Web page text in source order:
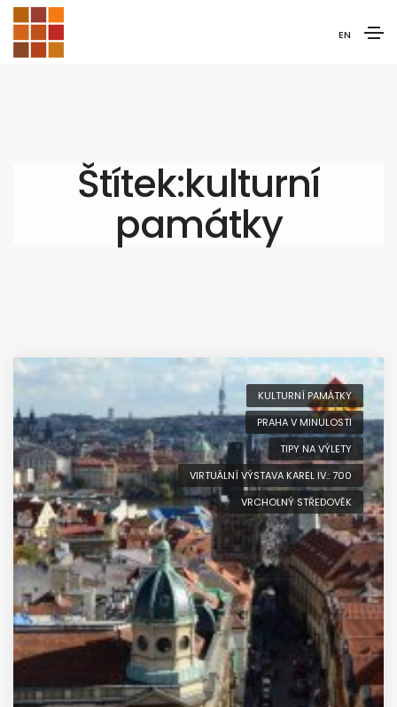
EN
Štítek:kulturní
památky
KULTURNÍ PAMÁTKY
PRAHA V MINULOSTI
TIPY NA VÝLETY
VIRTUÁLNÍ VÝSTAVA KAREL IV.: 700
VRCHOLNÝ STŘEDOVĚK